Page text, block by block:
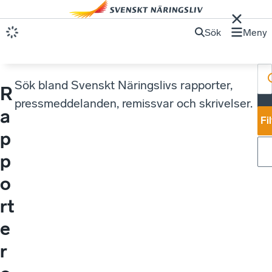
Sök Meny
R
a
p
p
o
rt
e
r
Sök bland Svenskt Näringslivs rapporter,
pressmeddelanden, remissvar och skrivelser.